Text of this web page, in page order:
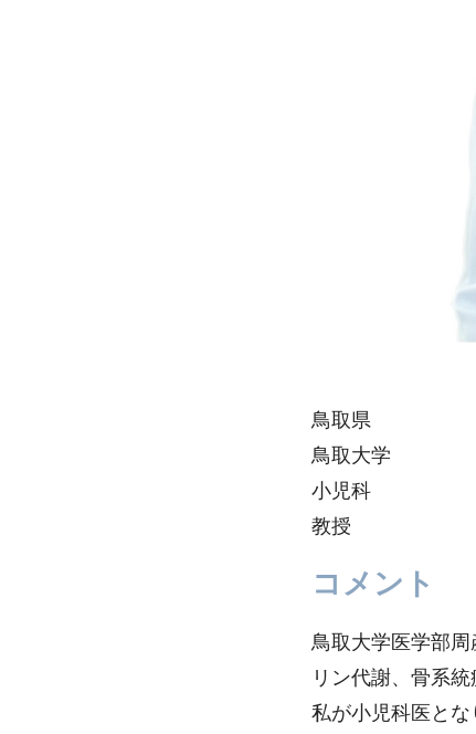
鳥取県
鳥取大学
小児科
教授
コメント
鳥取大学医学部
リン代謝、骨系
私が小児科医と